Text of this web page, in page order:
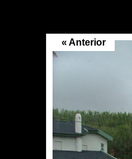
« Anterior